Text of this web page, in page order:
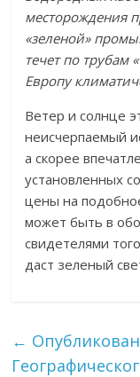
месторождения
«зеленой»
течет по трубам
Европу
Ветер и солнце
неисчерпаемый
а скорее
установленных
цены на
может быть в
свидетелями
даст зеленый
←